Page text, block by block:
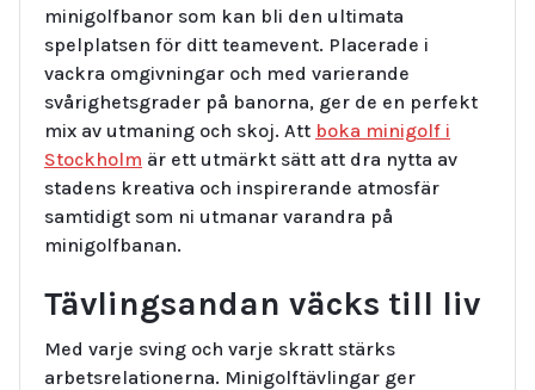
minigolfbanor som kan bli den ultimata
spelplatsen för ditt teamevent. Placerade i
vackra omgivningar och med varierande
svårighetsgrader på banorna, ger de en perfekt
mix av utmaning och skoj. Att boka minigolf i
Stockholm är ett utmärkt sätt att dra nytta av
stadens kreativa och inspirerande atmosfär
samtidigt som ni utmanar varandra på
minigolfbanan.
Tävlingsandan väcks till liv
Med varje sving och varje skratt stärks
arbetsrelationerna. Minigolftävlingar ger